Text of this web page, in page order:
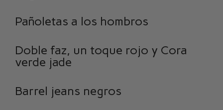
Pañoletas a los hombros
Doble faz, un toque rojo y Cora
verde jade
Barrel jeans negros